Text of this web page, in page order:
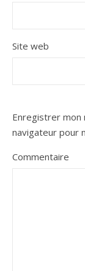
Site web
Enregistrer mon
navigateur pour
Commentaire